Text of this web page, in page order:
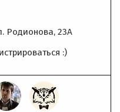
Родионова, 23А
:)